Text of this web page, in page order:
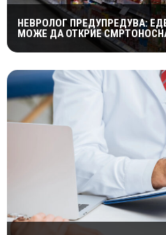
НЕВРОЛОГ ПРЕДУПРЕДУВА:
МОЖЕ ДА ОТКРИЕ
СИМПТОМИТЕ СЕ